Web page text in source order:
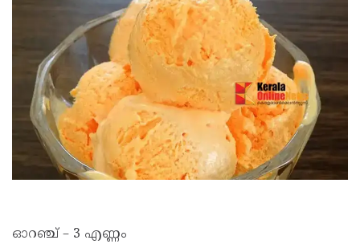
ഓറഞ്ച് – 3 എണ്ണം